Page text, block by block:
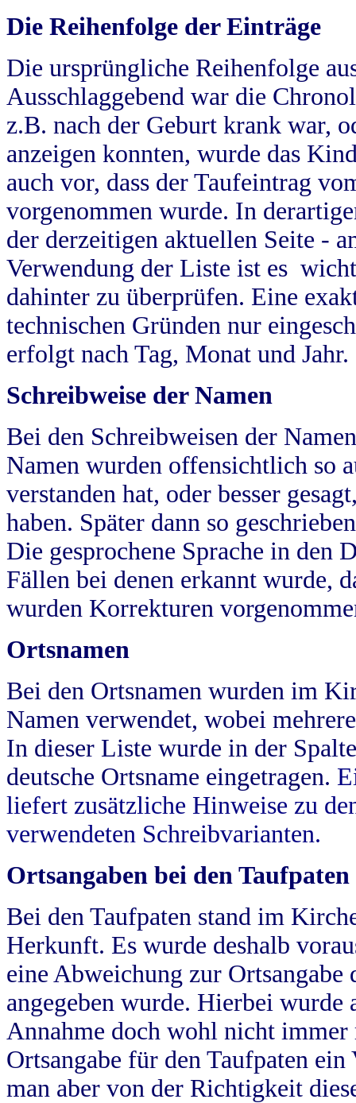
Die Reihenfolge der Einträge
Die ursprüngliche Reihenfolge
Ausschlaggebend war die
z.B. nach der Geburt krank war,
anzeigen konnten, wurde das
auch vor, dass der Taufeintrag
vorgenommen wurde. In
der derzeitigen aktuellen Seite -
Verwendung der Liste ist es
dahinter zu überprüfen. Eine
technischen Gründen nur
erfolgt nach Tag, Monat und Jahr.
Schreibweise der Namen
Bei den Schreibweisen der
Namen wurden offensichtlich so
verstanden hat, oder besser
haben. Später dann so
Die gesprochene Sprache in
Fällen bei denen erkannt wurde,
wurden Korrekturen
Ortsnamen
Bei den Ortsnamen wurden im
Namen verwendet, wobei
In dieser Liste wurde in der
deutsche Ortsname eingetragen.
liefert zusätzliche Hinweise zu
verwendeten Schreibvarianten.
Ortsangaben bei den Taufpaten
Bei den Taufpaten stand im
Herkunft. Es wurde deshalb
eine Abweichung zur
angegeben wurde. Hierbei wurde
Annahme doch wohl nicht
Ortsangabe für den Taufpaten
man aber von der Richtigkeit